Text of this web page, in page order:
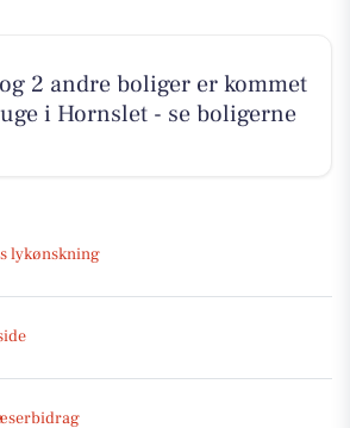
2 andre boliger er kommet
i Hornslet - se boligerne
lykønskning